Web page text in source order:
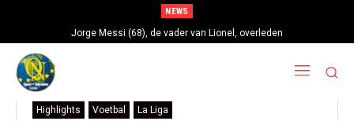
NEWS
Jorge Messi (68), de vader van Lionel, overleden
Highlights Voetbal La Liga